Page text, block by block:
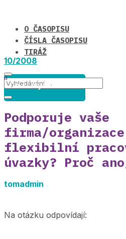
O ČASOPISU
ČÍSLA ČASOPISU
TIRÁŽ
10/2008
Co si myslíte o ... ?
Podporuje vaše
firma/organizace
flexibilní
úvazky? Proč
tomadmin
Na otázku odpovídají: